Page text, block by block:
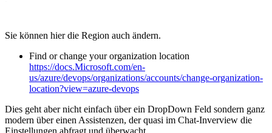
Sie können hier die Region auch ändern.
Find or change your organization location
https://docs.Microsoft.com/en-
us/azure/devops/organizations/accounts/change-organization-
location?view=azure-devops
Dies geht aber nicht einfach über ein DropDown Feld sondern ganz
modern über einen Assistenzen, der quasi im Chat-Inverview die
Einstellungen abfragt und überwacht